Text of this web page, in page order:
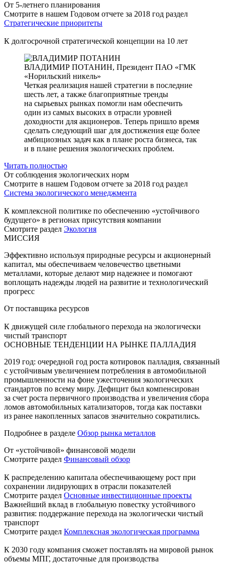
От 5-летнего планирования
Смотрите в нашем Годовом отчете за 2018 год раздел
Стратегические приоритеты
К долгосрочной стратегической концепции на 10 лет
ВЛАДИМИР ПОТАНИН, Президент ПАО «ГМК
«Норильский никель»
Четкая реализация нашей стратегии в последние
шесть лет, а также благоприятные тренды
на сырьевых рынках помогли нам обеспечить
один из самых высоких в отрасли уровней
доходности для акционеров. Теперь пришло время
сделать следующий шаг для достижения еще более
амбициозных задач как в плане роста бизнеса, так
и в плане решения экологических проблем.
Читать полностью
От соблюдения экологических норм
Смотрите в нашем Годовом отчете за 2018 год раздел
Система экологического менеджмента
К комплексной политике по обеспечению «устойчивого
будущего» в регионах присутствия компании
Смотрите раздел Экология
МИССИЯ
Эффективно используя природные ресурсы и акционерный
капитал, мы обеспечиваем человечество цветными
металлами, которые делают мир надежнее и помогают
воплощать надежды людей на развитие и технологический
прогресс
От поставщика ресурсов
К движущей силе глобального перехода на экологически
чистый транспорт
ОСНОВНЫЕ ТЕНДЕНЦИИ НА РЫНКЕ ПАЛЛАДИЯ
2019 год: очередной год роста котировок палладия, связанный
с устойчивым увеличением потребления в автомобильной
промышленности на фоне ужесточения экологических
стандартов по всему миру. Дефицит был компенсирован
за счет роста первичного производства и увеличения сбора
ломов автомобильных катализаторов, тогда как поставки
из ранее накопленных запасов значительно сократились.
Подробнее в разделе Обзор рынка металлов
От «устойчивой» финансовой модели
Смотрите раздел Финансовый обзор
К распределению капитала обеспечивающему рост при
сохранении лидирующих в отрасли показателей
Смотрите раздел Основные инвестиционные проекты
Важнейший вклад в глобальную повестку устойчивого
развития: поддержание перехода на экологически чистый
транспорт
Смотрите раздел Комплексная экологическая программа
К 2030 году компания сможет поставлять на мировой рынок
объемы МПГ, достаточные для производства